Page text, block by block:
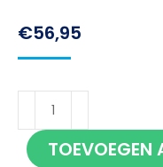
€56,95
Patron
Reposado
70cl TOEVOEGEN